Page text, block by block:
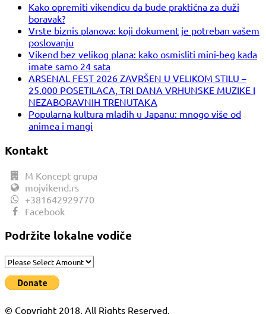
Kako opremiti vikendicu da bude praktična za duži
boravak?
Vrste biznis planova: koji dokument je potreban vašem
poslovanju
Vikend bez velikog plana: kako osmisliti mini-beg kada
imate samo 24 sata
ARSENAL FEST 2026 ZAVRŠEN U VELIKOM STILU –
25.000 POSETILACA, TRI DANA VRHUNSKE MUZIKE I
NEZABORAVNIH TRENUTAKA
Popularna kultura mladih u Japanu: mnogo više od
animea i mangi
Kontakt
M Koncept grupa
mojvikend.rs
+381642929770
Facebook
Podržite lokalne vodiče
© Copyright 2018. All Rights Reserved.